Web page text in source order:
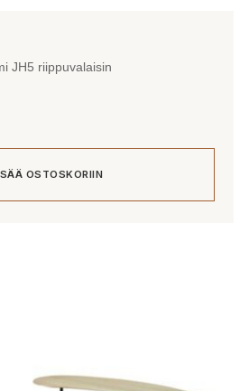
JH5 riippuvalaisin
OSTOSKORIIN